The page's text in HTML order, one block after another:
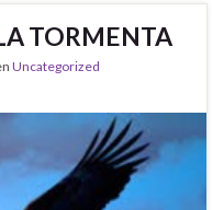
TORMENTA
Uncategorized